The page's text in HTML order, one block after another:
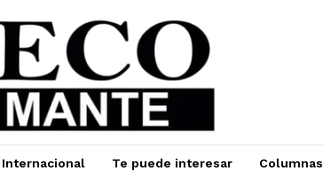
Internacional Te puede interesar Columnas